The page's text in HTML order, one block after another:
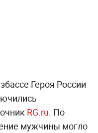
Героя России
RG.ru. По
мужчины могло